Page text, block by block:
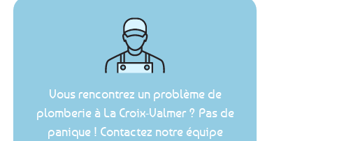
Vous rencontrez un problème de
plomberie à La Croix-Valmer ? Pas de
panique ! Contactez notre équipe